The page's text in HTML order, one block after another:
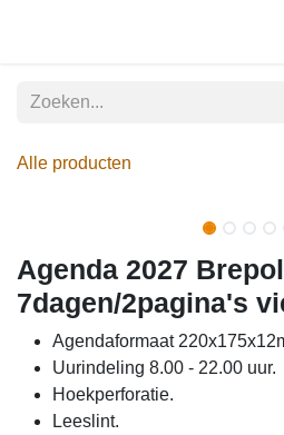
Alle producten
Agenda 2027
7dagen/2pagina's
Agendaformaat
Uurindeling 8.00 - 22.00
Hoekperforatie.
Leeslint.